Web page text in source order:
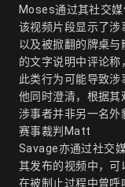
Moses通过其社交媒
该视频片段显示了涉
以及被掀翻的牌桌
的文字说明中评论称
此类行为可能导致涉
他同时澄清，根据其
涉事者并非另一名外
赛事裁判Matt
Savage亦通过社交
其发布的视频中，可
在被制止过程中曾呼